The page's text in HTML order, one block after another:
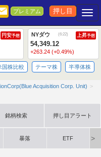
プレミアム 押し目
円安予想 NYダウ (6:22) 上昇予想
54,349.12
+263.24 (+0.49%)
国株比較 テーマ株 半導体株
Acquisition Corp. Unit)
銘柄検索 押し目アラート
暴落 ETF